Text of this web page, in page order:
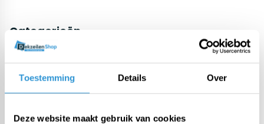
Toestemming Details Over
Deze website maakt gebruik van cookies
Categorieën
Zwembadzeilen